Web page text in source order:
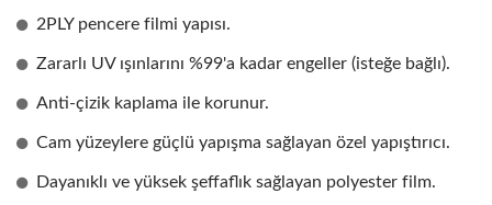
2PLY pencere filmi yapısı.
Zararlı UV ışınlarını %99'a kadar engeller (isteğe bağlı).
Anti-çizik kaplama ile korunur.
Cam yüzeylere güçlü yapışma sağlayan özel yapıştırıcı.
Dayanıklı ve yüksek şeffaflık sağlayan polyester film.